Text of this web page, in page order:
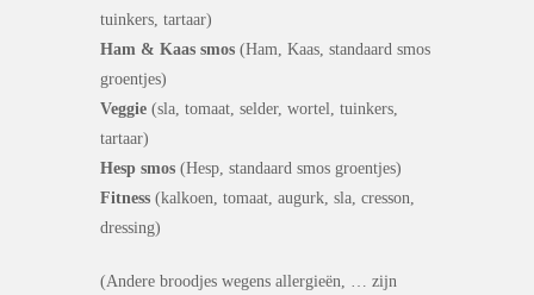
tuinkers, tartaar)
Ham & Kaas smos (Ham, Kaas, standaard smos
groentjes)
Veggie (sla, tomaat, selder, wortel, tuinkers,
tartaar)
Hesp smos (Hesp, standaard smos groentjes)
Fitness (kalkoen, tomaat, augurk, sla, cresson,
dressing)
(Andere broodjes wegens allergieën, … zijn